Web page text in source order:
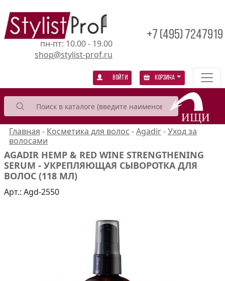
пн-пт: 10.00 - 19.00
shop@stylist-prof.ru
+7 (495) 7247919
Войти Корзина
Главная - Косметика для волос -Agadir-Уход за
волосами
AGADIR HEMP & RED WINE STRENGTHENING
SERUM - УКРЕПЛЯЮЩАЯ СЫВОРОТКА ДЛЯ
ВОЛОС (118 МЛ)
Арт.: Agd-2550